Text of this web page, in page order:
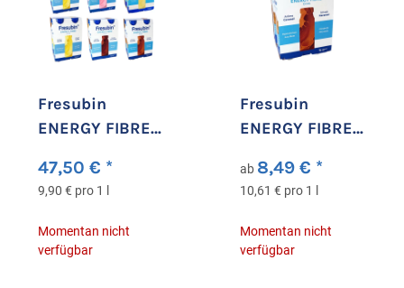
Fresubin
ENERGY FIBRE
24x200ml
47,50 € *
9,90 € pro 1 l
Momentan nicht
verfügbar
Fresubin
ENERGY FIBRE
ab 8,49 € *
10,61 € pro 1 l
Momentan nicht
verfügbar